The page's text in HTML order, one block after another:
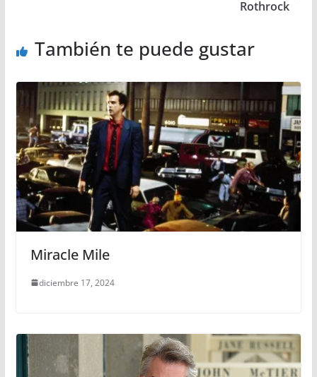
Rothrock
También te puede gustar
Miracle Mile
diciembre 17, 2024